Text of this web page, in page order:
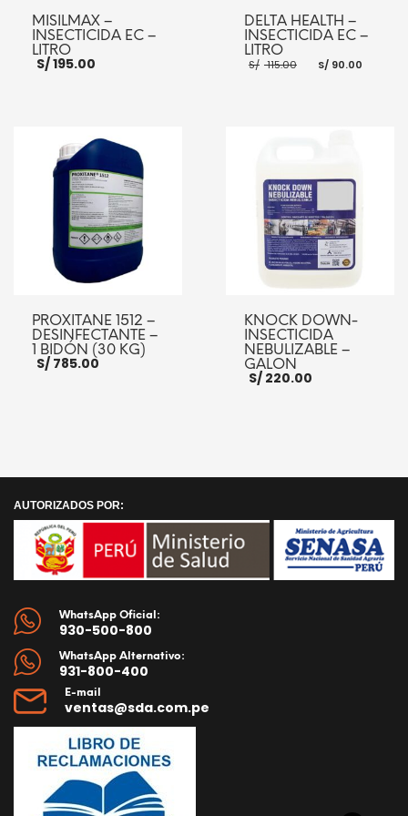
MISILMAX –
INSECTICIDA EC –
LITRO
S/195.00
AÑADIR AL CARRITO
DELTA HEALTH –
INSECTICIDA EC –
LITRO
S/ 115.00 El
precio
S/90.00
PROXITANE 1512 –
DESINFECTANTE –
1 BIDÓN (30 KG)
S/ 785.00
KNOCK DOWN-
INSECTICIDA
NEBULIZABLE –
GALON
S/220.00
AUTORIZADOS POR:
WhatsApp Oficial:
930-500-800
WhatsApp Alternativo:
931-800-400
E-mail
ventas@sda.com.pe